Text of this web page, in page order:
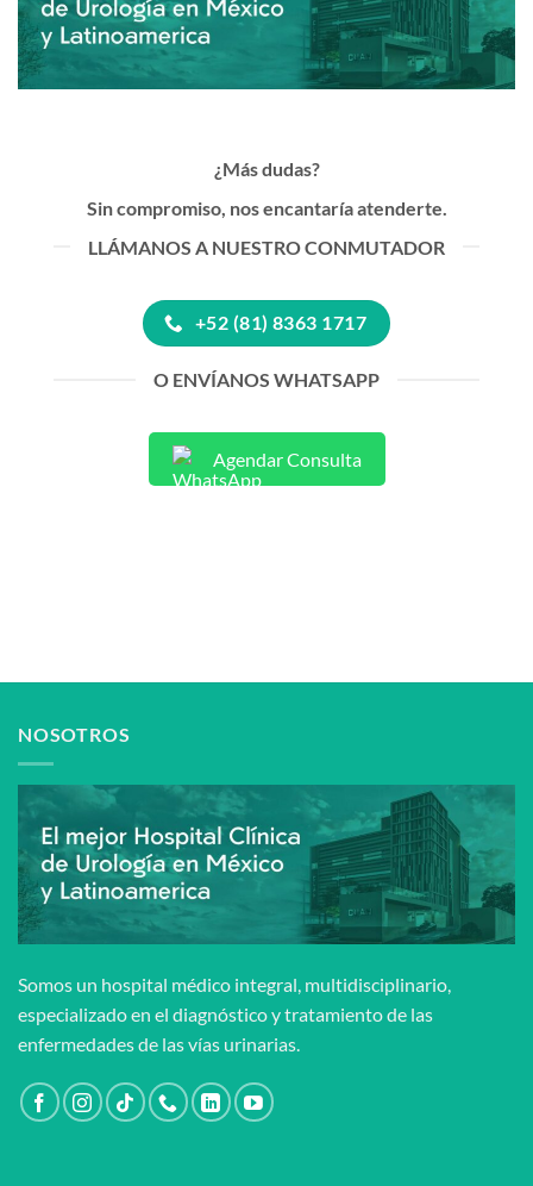
¿Más dudas?
Sin compromiso, nos encantaría atenderte.
LLÁMANOS A NUESTRO CONMUTADOR
+52 (81) 8363 1717
O ENVÍANOS WHATSAPP
Agendar Consulta
NOSOTROS
Somos un hospital médico integral, multidisciplinario,
especializado en el diagnóstico y tratamiento de las
enfermedades de las vías urinarias.